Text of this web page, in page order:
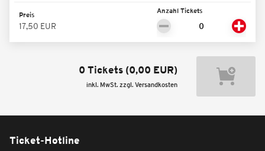
Preis
17,50 EUR
Anzahl Tickets
0 Tickets (0,00 EUR)
inkl. MwSt. zzgl. Versandkosten
Ticket-Hotline